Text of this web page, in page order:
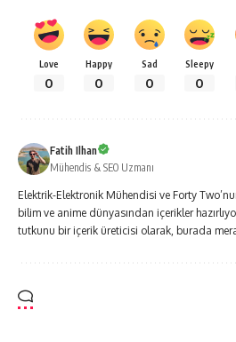
Love
0
Happy
0
Sad
0
Sleepy
0
Fatih Ilhan
Mühendis & SEO Uzmanı
Elektrik-Elektronik Mühendisi ve Forty
bilim ve anime dünyasından içerikler
tutkunu bir içerik üreticisi olarak, burada